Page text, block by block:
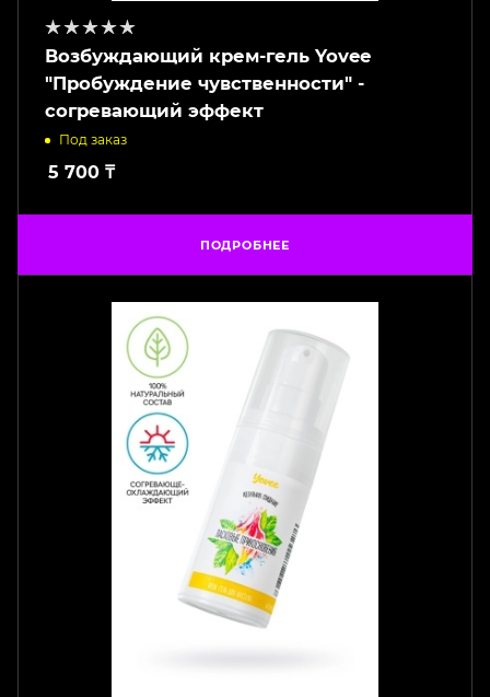
Возбуждающий крем-гель Yovee
"Пробуждение чувственности" -
согревающий эффект
Под заказ
5 700 ₸
ПОДРОБНЕЕ